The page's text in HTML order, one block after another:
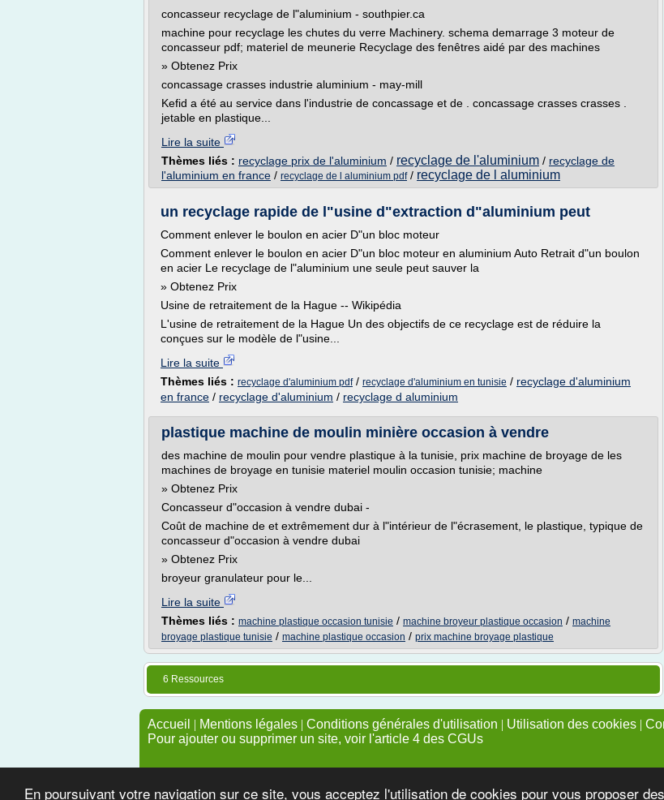
En poursuivant votre navigation sur ce site, vous acceptez l'utilisation de cookies pour vous proposer
concasseur recyclage de l"aluminium - southpier.ca
machine pour recyclage les chutes du verre Machinery. schema demarrage 3 moteur de
concasseur pdf; materiel de meunerie Recyclage des fenêtres aidé par des machines
» Obtenez Prix
concassage crasses industrie aluminium - may-mill
Kefid a été au service dans l'industrie de concassage et de . concassage crasses crasses .
jetable en plastique...
Lire la suite
Thèmes liés : recyclage prix de l'aluminium / recyclage de l'aluminium / recyclage de
l'aluminium en france / recyclage de l aluminium pdf/ recyclage de l aluminium
un recyclage rapide de l"usine d"extraction d"aluminium peut
Comment enlever le boulon en acier D"un bloc moteur
Comment enlever le boulon en acier D"un bloc moteur en aluminium Auto Retrait d"un boulon
en acier Le recyclage de l"aluminium une seule peut sauver la
» Obtenez Prix
Usine de retraitement de la Hague -- Wikipédia
L'usine de retraitement de la Hague Un des objectifs de ce recyclage est de réduire la
conçues sur le modèle de l"usine...
Lire la suite
Thèmes liés : recyclage d'aluminium pdf/ recyclage d'aluminium en tunisie / recyclage d'aluminium
en france / recyclage d'aluminium / recyclage d aluminium
plastique machine de moulin minière occasion à vendre
des machine de moulin pour vendre plastique à la tunisie, prix machine de broyage de les
machines de broyage en tunisie materiel moulin occasion tunisie; machine
» Obtenez Prix
Concasseur d"occasion à vendre dubai -
Coût de machine de et extrêmement dur à l"intérieur de l"écrasement, le plastique, typique de
concasseur d"occasion à vendre dubai
» Obtenez Prix
broyeur granulateur pour le...
Lire la suite
Thèmes liés : machine plastique occasion tunisie / machine broyeur plastique occasion / machine
broyage plastique tunisie / machine plastique occasion / prix machine broyage plastique
6 Ressources
Accueil | Mentions légales | Conditions générales d'utilisation | Utilisation des cookies |
Pour ajouter ou supprimer un site, voir l'article 4 des CGUs